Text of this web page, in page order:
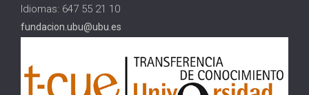
Idiomas: 647 55 21 10
fundacion.ubu@ubu.es